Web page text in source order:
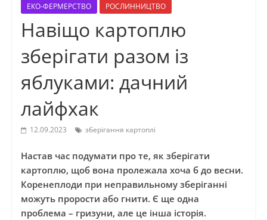
ЕКО-ФЕРМЕРСТВО РОСЛИННИЦТВО
Навіщо картоплю
зберігати разом із
яблуками: дачний
лайфхак
12.09.2023 зберігання картоплі
Настав час подумати про те, як зберігати
картоплю, щоб вона пролежала хоча б до весни.
Коренеплоди при неправильному зберіганні
можуть прорости або гнити. Є ще одна
проблема – гризуни, але це інша історія.